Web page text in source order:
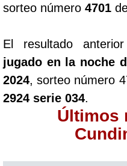
Paisita Día
Paisita Noche
Paisita 3
Pick 3 Día
Pick 3 Noche
sorteo número 4701
El resultado
jugado en la noche
2024, sorteo número
2924 serie 034.
Últimos